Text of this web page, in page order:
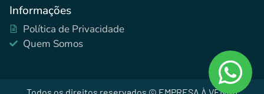
Informações
Política de Privacidade
Quem Somos
Todos os direitos reservados © EMPRESA À VENDA